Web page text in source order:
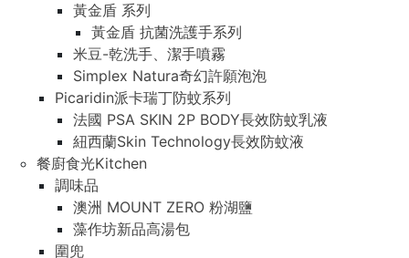
黃金盾 系列
黃金盾 抗菌洗護手系列
米豆-乾洗手、潔手噴霧
Simplex Natura奇幻許願泡泡
Picaridin派卡瑞丁防蚊系列
法國 PSA SKIN 2P BODY長效防蚊乳液
紐西蘭Skin Technology長效防蚊液
餐廚食光Kitchen
調味品
澳洲 MOUNT ZERO 粉湖鹽
藻作坊新品高湯包
圍兜